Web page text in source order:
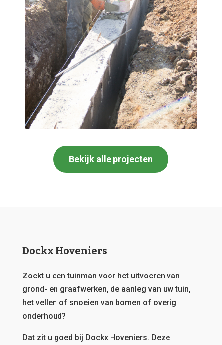
Bekijk alle projecten
Dockx Hoveniers
Zoekt u een tuinman voor het uitvoeren van
grond- en graafwerken, de aanleg van uw tuin,
het vellen of snoeien van bomen of overig
onderhoud?
Dat zit u goed bij Dockx Hoveniers. Deze